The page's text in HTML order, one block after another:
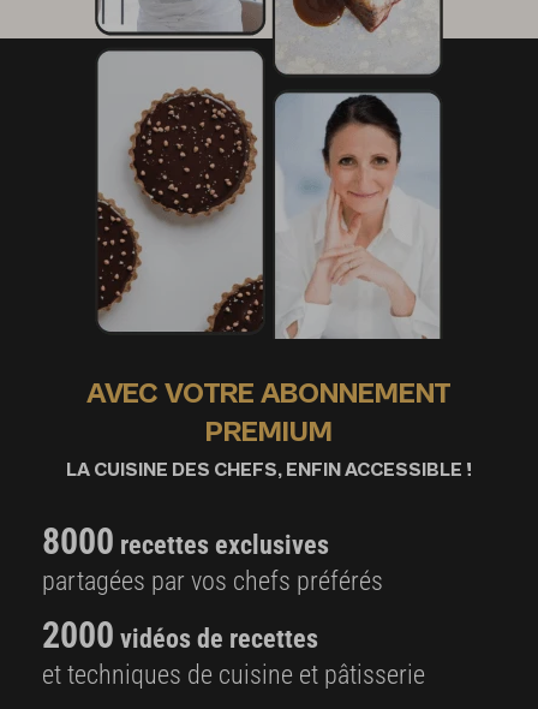
AVEC VOTRE ABONNEMENT
PREMIUM
LA CUISINE DES CHEFS, ENFIN ACCESSIBLE !
8000 recettes exclusives
partagées par vos chefs préférés
2000 vidéos de recettes
et techniques de cuisine et pâtisserie